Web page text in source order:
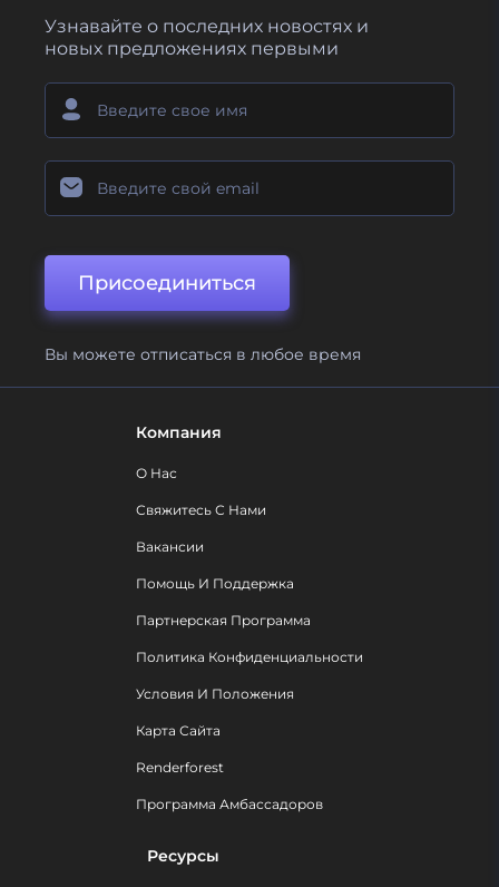
Узнавайте о последних новостях и
новых предложениях первыми
Присоединиться
Вы можете отписаться в любое время
Компания
О Нас
Свяжитесь С Нами
Вакансии
Помощь И Поддержка
Партнерская Программа
Политика Конфиденциальности
Условия И Положения
Карта Сайта
Renderforest
Программа Амбассадоров
Ресурсы